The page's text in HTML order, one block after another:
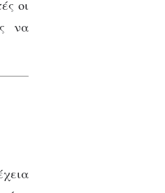
οι
να